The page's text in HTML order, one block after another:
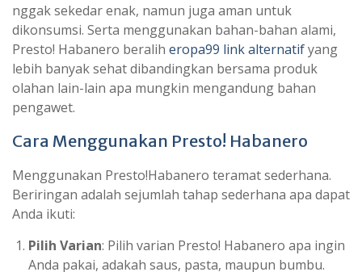
nggak sekedar enak, namun juga aman untuk
dikonsumsi. Serta menggunakan bahan-bahan alami,
Presto! Habanero beralih eropa99 link alternatifyang
lebih banyak sehat dibandingkan bersama produk
olahan lain-lain apa mungkin mengandung bahan
pengawet.
Cara Menggunakan Presto! Habanero
Menggunakan Presto!Habanero teramat sederhana.
Beriringan adalah sejumlah tahap sederhana apa dapat
Anda ikuti:
Pilih Varian: Pilih varian Presto! Habanero apa ingin
Anda pakai, adakah saus, pasta, maupun bumbu.